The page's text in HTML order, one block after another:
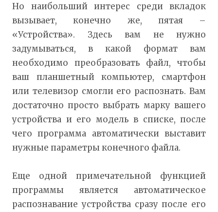
Но наибольший интерес среди вкладок
вызывает, конечно же, пятая –
«Устройства». Здесь вам не нужно
задумываться, в какой формат вам
необходимо преобразовать файл, чтобы
ваш планшетный компьютер, смартфон
или телевизор смогли его распознать. Вам
достаточно просто выбрать марку вашего
устройства и его модель в списке, после
чего программа автоматически выставит
нужные параметры конечного файла.
Еще одной примечательной функцией
программы является автоматическое
распознавание устройства сразу после его